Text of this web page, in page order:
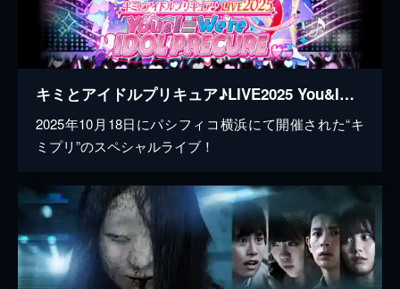
キミとアイドルプリキュア♪LIVE2025 You&I＝We're IDOL PRECURE
2025年10月18日にパシフィコ横浜にて開催された“キ
ミプリ”のスペシャルライブ！